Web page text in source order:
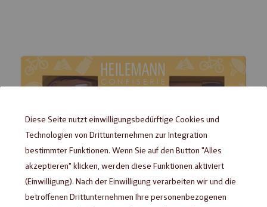
Bildgalerie
springen
Bildgalerie
springen
Diese Seite nutzt einwilligungsbedürftige Cookies und
Technologien von Drittunternehmen zur Integration
bestimmter Funktionen. Wenn Sie auf den Button "Alles
akzeptieren" klicken, werden diese Funktionen aktiviert
(Einwilligung). Nach der Einwilligung verarbeiten wir und die
betroffenen Drittunternehmen Ihre personenbezogenen